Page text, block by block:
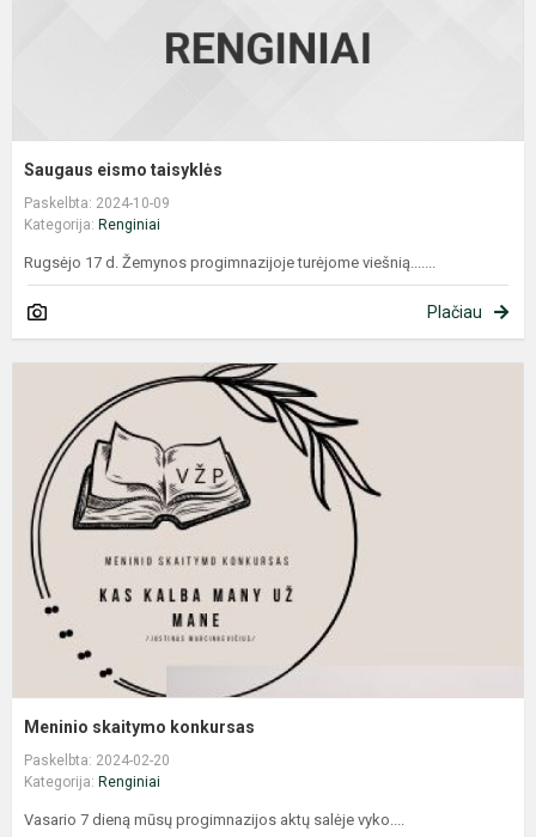
Saugaus eismo taisyklės
Paskelbta: 2024-10-09
Kategorija: Renginiai
Rugsėjo 17 d. Žemynos progimnazijoje turėjome viešnią.......
Plačiau
Meninio skaitymo konkursas
Paskelbta: 2024-02-20
Kategorija: Renginiai
Vasario 7 dieną mūsų progimnazijos aktų salėje vyko....